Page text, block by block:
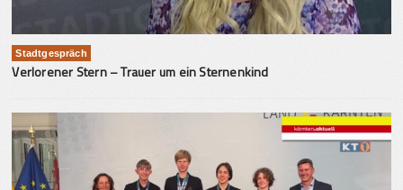
Stadtgespräch
Verlorener Stern – Trauer um ein Sternenkind